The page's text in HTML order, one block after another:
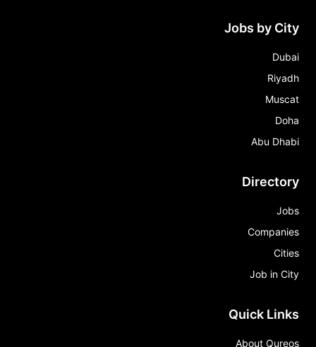
Jobs by City
Dubai
Riyadh
Muscat
Doha
Abu Dhabi
Directory
Jobs
Companies
Cities
Job in City
Quick Links
About Qureos